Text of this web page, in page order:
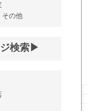
の他
検索▶